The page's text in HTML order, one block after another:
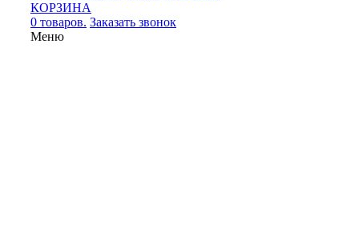
КОРЗИНА
0 товаров. Заказать звонок
Меню